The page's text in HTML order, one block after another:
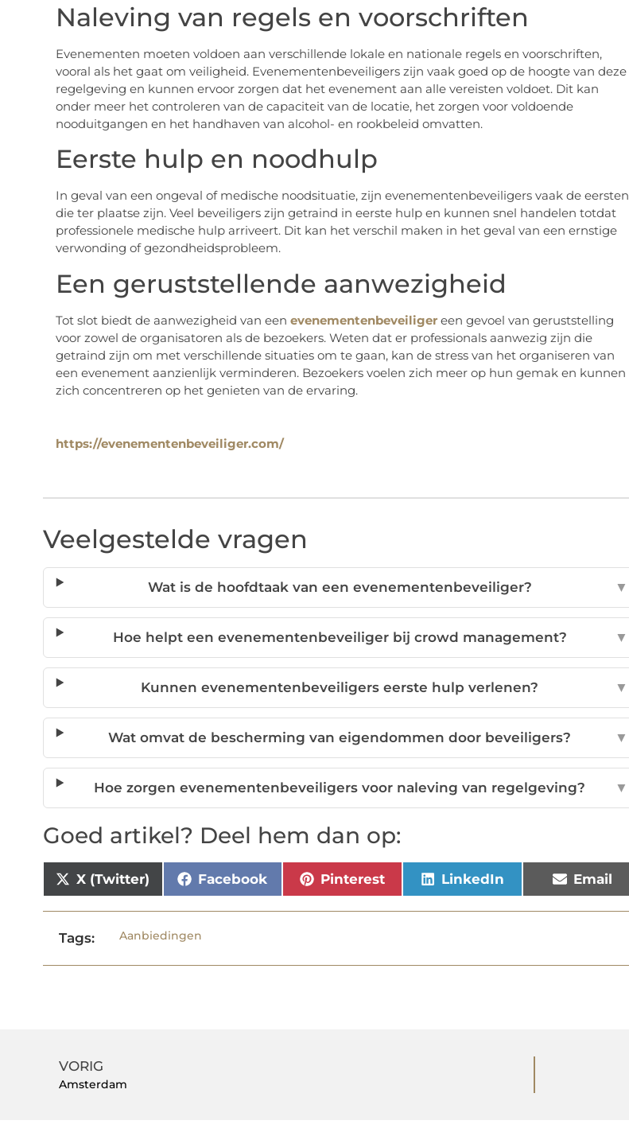
Naleving van regels en voorschriften
Evenementen moeten voldoen aan verschillende lokale en nationale regels en voorschriften,
vooral als het gaat om veiligheid. Evenementenbeveiligers zijn vaak goed op de hoogte van deze
regelgeving en kunnen ervoor zorgen dat het evenement aan alle vereisten voldoet. Dit kan
onder meer het controleren van de capaciteit van de locatie, het zorgen voor voldoende
nooduitgangen en het handhaven van alcohol- en rookbeleid omvatten.
Eerste hulp en noodhulp
In geval van een ongeval of medische noodsituatie, zijn evenementenbeveiligers vaak de eersten
die ter plaatse zijn. Veel beveiligers zijn getraind in eerste hulp en kunnen snel handelen totdat
professionele medische hulp arriveert. Dit kan het verschil maken in het geval van een ernstige
verwonding of gezondheidsprobleem.
Een geruststellende aanwezigheid
Tot slot biedt de aanwezigheid van een evenementenbeveiligereen gevoel van geruststelling
voor zowel de organisatoren als de bezoekers. Weten dat er professionals aanwezig zijn die
getraind zijn om met verschillende situaties om te gaan, kan de stress van het organiseren van
een evenement aanzienlijk verminderen. Bezoekers voelen zich meer op hun gemak en kunnen
zich concentreren op het genieten van de ervaring.
https://evenementenbeveiliger.com/
Veelgestelde vragen
Wat is de hoofdtaak van een evenementenbeveiliger? ▼
Hoe helpt een evenementenbeveiliger bij crowd management? ▼
Kunnen evenementenbeveiligers eerste hulp verlenen? ▼
Wat omvat de bescherming van eigendommen door beveiligers? ▼
Hoe zorgen evenementenbeveiligers voor naleving van regelgeving? ▼
Goed artikel? Deel hem dan op:
X (Twitter) Facebook Pinterest LinkedIn Email
Tags: Aanbiedingen
VORIG
Amsterdam